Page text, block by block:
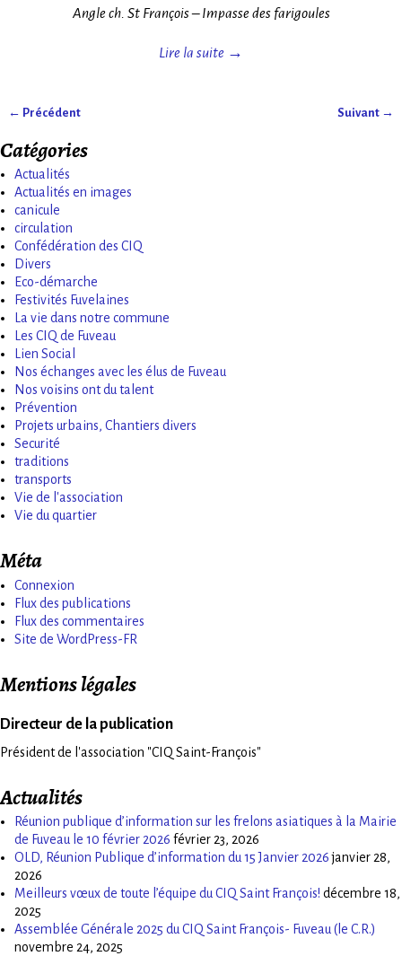
Angle ch. St François – Impasse des farigoules
Lire la suite →
← Précédent Suivant →
Catégories
Actualités
Actualités en images
canicule
circulation
Confédération des CIQ
Divers
Eco-démarche
Festivités Fuvelaines
La vie dans notre commune
Les CIQ de Fuveau
Lien Social
Nos échanges avec les élus de Fuveau
Nos voisins ont du talent
Prévention
Projets urbains, Chantiers divers
Securité
traditions
transports
Vie de l'association
Vie du quartier
Méta
Connexion
Flux des publications
Flux des commentaires
Site de WordPress-FR
Mentions légales
Directeur de la publication
Président de l'association "CIQ Saint-François"
Actualités
Réunion publique d’information sur les frelons asiatiques à la Mairie
de Fuveau le 10 février 2026 février 23, 2026
OLD, Réunion Publique d’information du 15 Janvier 2026 janvier 28,
2026
Meilleurs vœux de toute l’équipe du CIQ Saint François! décembre 18,
2025
Assemblée Générale 2025 du CIQ Saint François- Fuveau (le C.R.)
novembre 24, 2025